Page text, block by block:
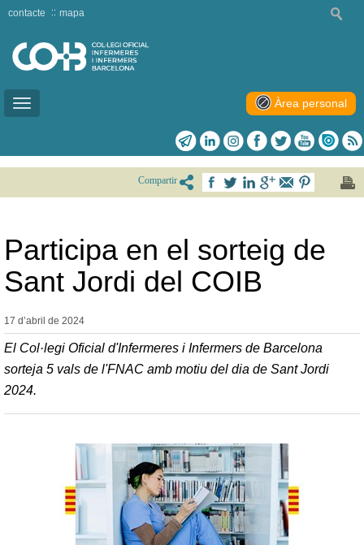
Toggle
contacte mapa
Àrea personal
Compartir
Participa en el sorteig de
Sant Jordi del COIB
17 d’abril de 2024
El Col·legi Oficial d'Infermeres i Infermers de Barcelona
sorteja 5 vals de l'FNAC amb motiu del dia de Sant Jordi
2024.